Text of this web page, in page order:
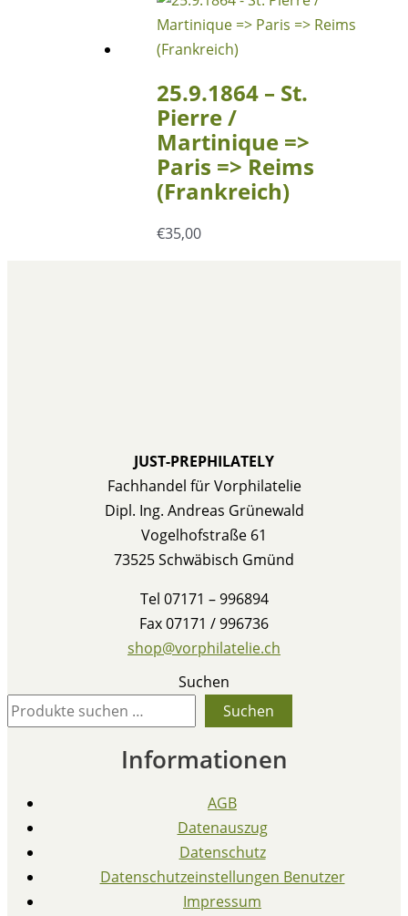
25.9.1864 – St.
Pierre /
Martinique =>
Paris => Reims
(Frankreich)
€35,00
JUST-PREPHILATELY
Fachhandel für Vorphilatelie
Dipl. Ing. Andreas Grünewald
Vogelhofstraße 61
73525 Schwäbisch Gmünd
Tel 07171 – 996894
Fax 07171 / 996736
shop@vorphilatelie.ch
Suchen
Suchen
Informationen
AGB
Datenauszug
Datenschutz
Datenschutzeinstellungen Benutzer
Impressum